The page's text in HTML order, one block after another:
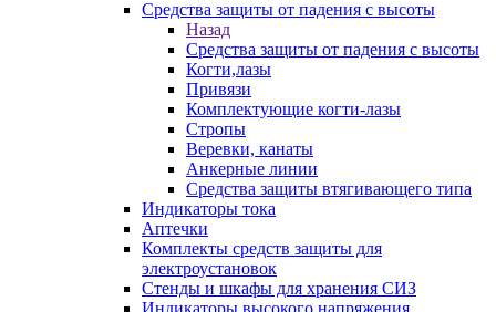
Средства защиты от падения с высоты
Назад
Средства защиты от падения с высоты
Когти,лазы
Привязи
Комплектующие когти-лазы
Стропы
Веревки, канаты
Анкерные линии
Средства защиты втягивающего типа
Индикаторы тока
Аптечки
Комплекты средств защиты для
электроустановок
Стенды и шкафы для хранения СИЗ
Индикаторы высокого напряжения